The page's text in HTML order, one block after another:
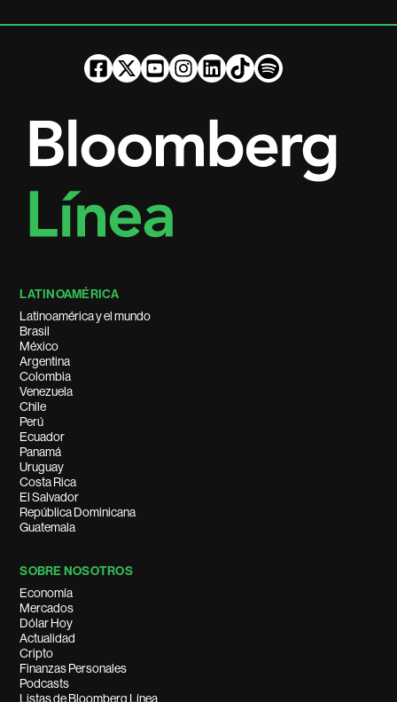
LATINOAMÉRICA
Latinoamérica y el mundo
Brasil
México
Argentina
Colombia
Venezuela
Chile
Perú
Ecuador
Panamá
Uruguay
Costa Rica
El Salvador
República Dominicana
Guatemala
SOBRE NOSOTROS
Economía
Mercados
Dólar Hoy
Actualidad
Cripto
Finanzas Personales
Podcasts
Listas de Bloomberg Línea